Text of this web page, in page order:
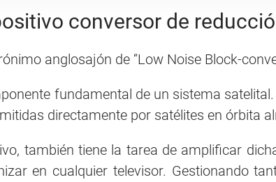
conversor de
anglosajón de “Low Noise Block-
fundamental de un sistema
directamente por satélites en órbita
también tiene la tarea de amplificar
en cualquier televisor. Gestionando